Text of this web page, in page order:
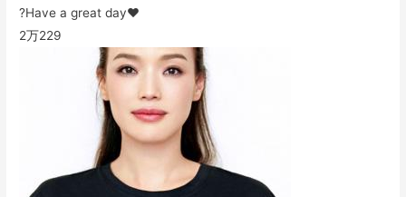
?Have a great day❤️
2万229